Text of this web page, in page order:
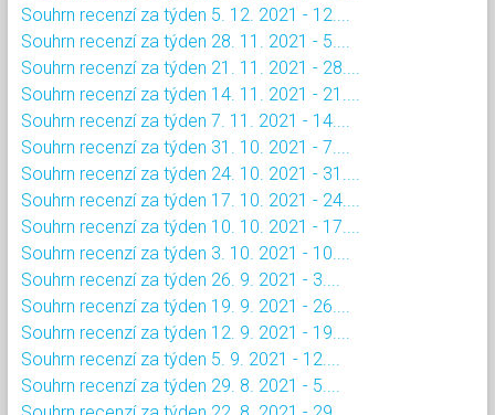
Souhrn recenzí za týden 5. 12. 2021 - 12....
Souhrn recenzí za týden 28. 11. 2021 - 5....
Souhrn recenzí za týden 21. 11. 2021 - 28....
Souhrn recenzí za týden 14. 11. 2021 - 21....
Souhrn recenzí za týden 7. 11. 2021 - 14....
Souhrn recenzí za týden 31. 10. 2021 - 7....
Souhrn recenzí za týden 24. 10. 2021 - 31....
Souhrn recenzí za týden 17. 10. 2021 - 24....
Souhrn recenzí za týden 10. 10. 2021 - 17....
Souhrn recenzí za týden 3. 10. 2021 - 10....
Souhrn recenzí za týden 26. 9. 2021 - 3....
Souhrn recenzí za týden 19. 9. 2021 - 26....
Souhrn recenzí za týden 12. 9. 2021 - 19....
Souhrn recenzí za týden 5. 9. 2021 - 12....
Souhrn recenzí za týden 29. 8. 2021 - 5....